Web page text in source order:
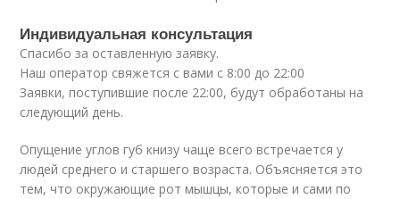
Индивидуальная консультация
Спасибо за оставленную заявку.
Наш оператор свяжется с вами с 8:00 до 22:00
Заявки, поступившие после 22:00, будут обработаны на
следующий день.
Опущение углов губ книзу чаще всего встречается у
людей среднего и старшего возраста. Объясняется это
тем, что окружающие рот мышцы, которые и сами по